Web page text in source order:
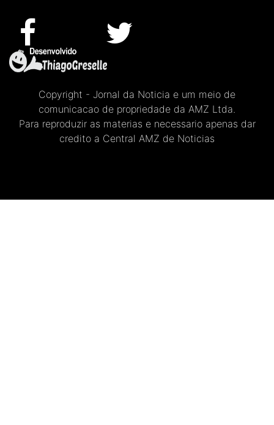
Copyright - Jornal da Noticia e um meio de
comunicacao de propriedade da AMZ Ltda.
Para reproduzir as materias e necessario apenas dar
credito a Central AMZ de Noticias